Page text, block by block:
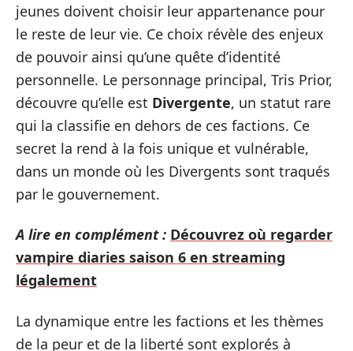
jeunes doivent choisir leur appartenance pour
le reste de leur vie. Ce choix révèle des enjeux
de pouvoir ainsi qu’une quête d’identité
personnelle. Le personnage principal, Tris Prior,
découvre qu’elle est Divergente, un statut rare
qui la classifie en dehors de ces factions. Ce
secret la rend à la fois unique et vulnérable,
dans un monde où les Divergents sont traqués
par le gouvernement.
A lire en complément : Découvrez où regarder
vampire diaries saison 6 en streaming
légalement
La dynamique entre les factions et les thèmes
de la peur et de la liberté sont explorés à